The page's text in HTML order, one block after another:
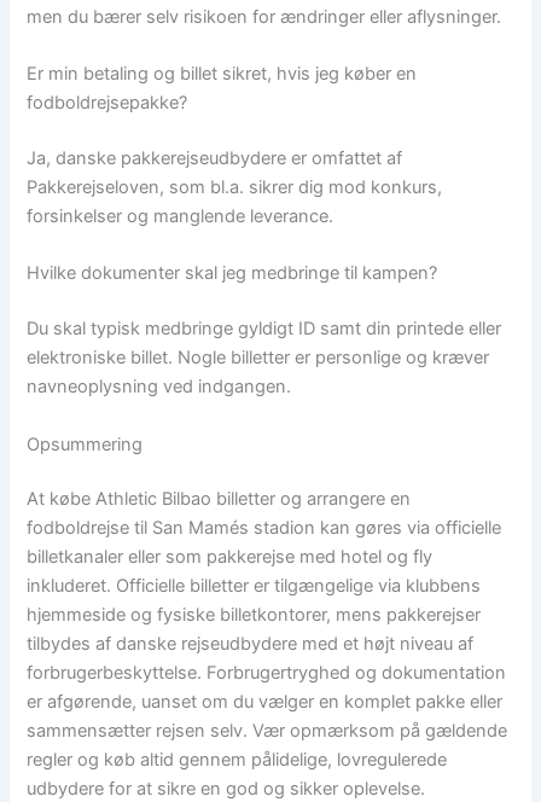
men du bærer selv risikoen for ændringer eller aflysninger.
Er min betaling og billet sikret, hvis jeg køber en
fodboldrejsepakke?
Ja, danske pakkerejseudbydere er omfattet af
Pakkerejseloven, som bl.a. sikrer dig mod konkurs,
forsinkelser og manglende leverance.
Hvilke dokumenter skal jeg medbringe til kampen?
Du skal typisk medbringe gyldigt ID samt din printede eller
elektroniske billet. Nogle billetter er personlige og kræver
navneoplysning ved indgangen.
Opsummering
At købe Athletic Bilbao billetter og arrangere en
fodboldrejse til San Mamés stadion kan gøres via officielle
billetkanaler eller som pakkerejse med hotel og fly
inkluderet. Officielle billetter er tilgængelige via klubbens
hjemmeside og fysiske billetkontorer, mens pakkerejser
tilbydes af danske rejseudbydere med et højt niveau af
forbrugerbeskyttelse. Forbrugertryghed og dokumentation
er afgørende, uanset om du vælger en komplet pakke eller
sammensætter rejsen selv. Vær opmærksom på gældende
regler og køb altid gennem pålidelige, lovregulerede
udbydere for at sikre en god og sikker oplevelse.